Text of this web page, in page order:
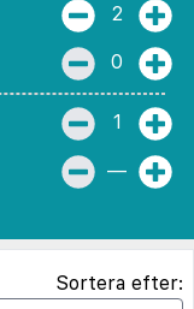
2
0
1
—
Sortera efter: